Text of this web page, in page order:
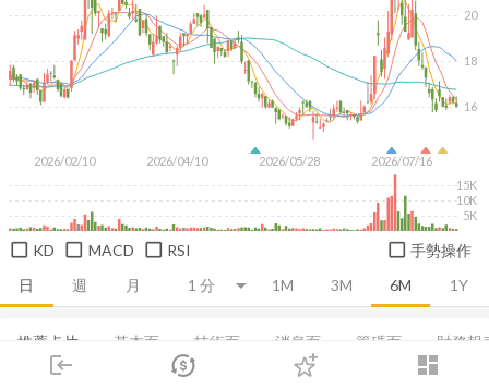
login dashboard
市場 登入
日 週 月 1M 3M 6M 1Y
2026/02/10 2026/04/10 2026/05/28 2026/07/16
16
18
20
5K
10K
15K
KD MACD RSI 手勢操作
推薦卡片 基本面 技術面 消息面 籌碼面 財務報